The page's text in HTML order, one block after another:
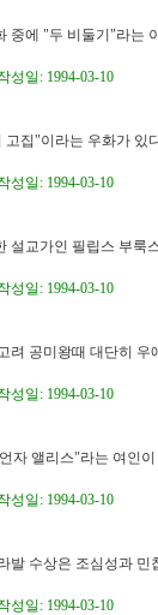
중에 "두 비둘기"라는
성일: 1994-03-10
집"이라는 우화가 있
성일: 1994-03-10
설교가인 필립스 부
성일: 1994-03-10
려 공미왕때 대단히
성일: 1994-03-10
자 앨리스"라는 여인
성일: 1994-03-10
발 수상은 조심성과
성일: 1994-03-10